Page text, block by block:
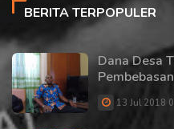
BERITA TERPOPULER
Dana Desa
13 Jul 2018